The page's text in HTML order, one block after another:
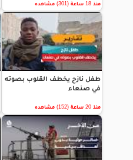
منذ 18 ساعة (301) مشاهده
طفل نازح يخطف القلوب بصوته
في صنعاء
منذ 20 ساعة (152) مشاهده